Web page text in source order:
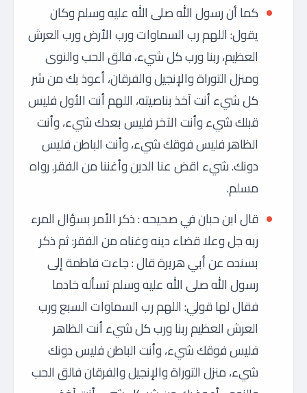
كما أن رسول الله صلى الله عليه وسلم وكان
يقول: اللهم رب السماوات ورب الأرض ورب العرش
العظيم، ربنا ورب كل شيء، فالق الحب والنوى
ومنزل التوراة والإنجيل والفرقان، أعوذ بك من شر
كل شيء أنت آخذ بناصيته، اللهم أنت الأول فليس
قبلك شيء وأنت الآخر فليس بعدك شيء، وأنت
الظاهر فليس فوقك شيء، وأنت الباطن فليس
دونك. شيء اقض عنا الدين وأغننا من الفقر. رواه
مسلم.
قال ابن حبان في صحيحه : ذكر الأمر بسؤال المرء
ربه جل وعلا قضاء دينه وغناه من الفقر: ثم ذكر
بسنده عن أبي هريرة قال : جاءت فاطمة إلى
رسول الله صلى الله عليه وسلم تسأله خادما
فقال لها قولي: اللهم رب السماوات السبع ورب
العرش العظيم ربنا ورب كل شيء أنت الظاهر
فليس فوقك شيء، وأنت الباطن فليس دونك
شيء، منزل التوراة والإنجيل والفرقان فالق الحب